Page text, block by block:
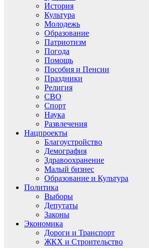
История
Культура
Молодежь
Образование
Патриотизм
Погода
Помощь
Пособия и Пенсии
Праздники
Религия
СВО
Спорт
Наука
Развлечения
Нацпроекты
Благоустройство
Демография
Здравоохранение
Малый бизнес
Образование и Культура
Политика
Выборы
Депутаты
Законы
Экономика
Дороги и Транспорт
ЖКХ и Строительство